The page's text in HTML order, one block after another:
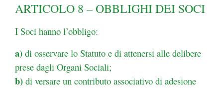
ARTICOLO 8 – OBBLIGHI DEI SOCI
I Soci hanno l’obbligo:
a) di osservare lo Statuto e di attenersi alle delibere
prese dagli Organi Sociali;
b) di versare un contributo associativo di adesione